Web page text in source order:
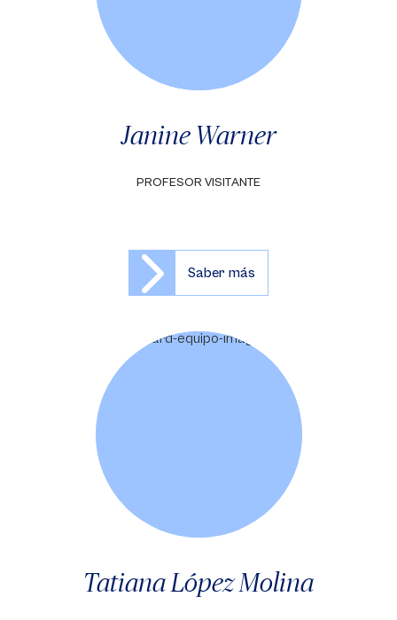
Janine Warner
PROFESOR VISITANTE
Saber más
Tatiana López Molina